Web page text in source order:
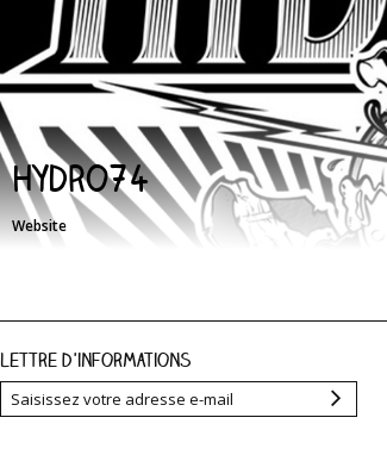
Hydro74
Website
Lettre d'informations